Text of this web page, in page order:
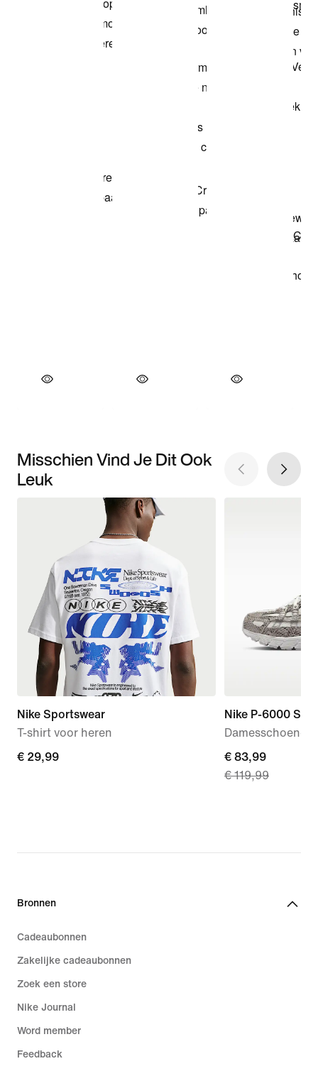
Misschien Vind Je Dit Ook
Leuk
Nike Sportswear
T-shirt voor heren
€ 29,99
€ 29,99
Nike P-6000 SE
Damesschoenen
current
price
€ 119,99
€ 83,99
€ 119,99
Bronnen
Cadeaubonnen
Zakelijke cadeaubonnen
Zoek een store
Nike Journal
Word member
Feedback